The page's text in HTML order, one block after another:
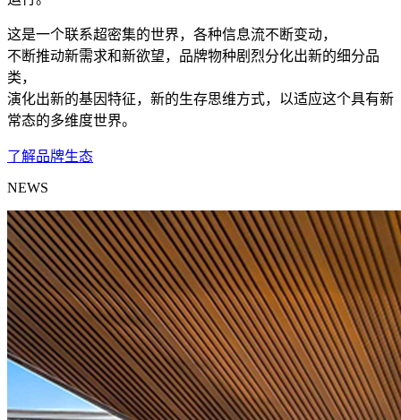
这是一个联系超密集的世界，各种信息流不断变动，
不断推动新需求和新欲望，品牌物种剧烈分化出新的细分品
类，
演化出新的基因特征，新的生存思维方式，以适应这个具有新
常态的多维度世界。
了解品牌生态
NEWS